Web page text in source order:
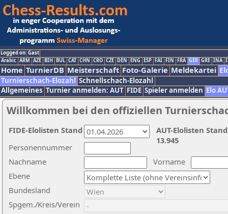
Logged on: Gast
Arabic ARM AZE BIH BUL CAT CHN CRO CZE DEN ENG ESP FAI FIN FRA GER GRE INA
Home TurnierDB Meisterschaft Foto-Galerie Meldekartei
Turnierschach-Elozahl Schnellschach-Elozahl
Allgemeines Turnier anmelden: AUT FIDE Spieler anmelden Elo
Willkommen bei den offiziellen
Nachname
Vorname
Ebene
Personennummer
Bundesland
Spgem./Kreis/Verein
AUT-Elolisten
13.945
FIDE-Elolisten Stand